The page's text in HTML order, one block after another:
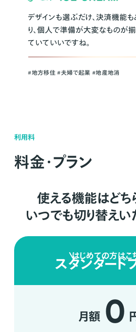
デザインも選ぶだけ、決済機能も
り、個人で準備が大変なものが
ていていいですね。
#地方移住 #夫婦で起業 #地産地消
利用料
料金・プラン
使える機能はどち
いつでも切り替えい
はじめての方はこ
スタンダード
月額 0